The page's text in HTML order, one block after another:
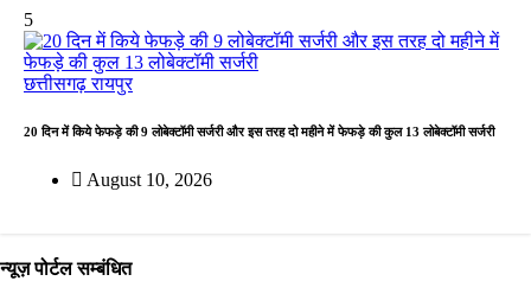
5
छत्तीसगढ़रायपुर
​20 दिन में किये फेफड़े की 9 लोबेक्टॉमी सर्जरी और इस तरह दो महीने में फेफड़े की कुल 13 लोबेक्टॉमी सर्जरी
August 10, 2026
न्यूज़ पोर्टल सम्बंधित